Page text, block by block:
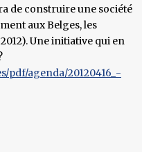
de construire une société
aux Belges, les
Une initiative qui en
pdf/agenda/20120416_-